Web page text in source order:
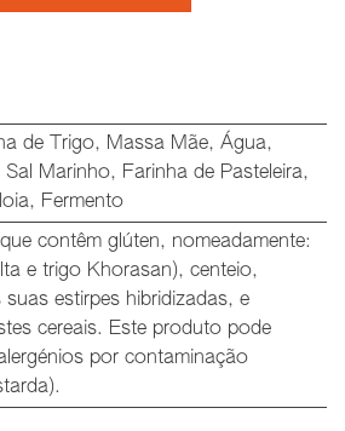
de Trigo, Massa Mãe, Água,
Sal Marinho, Farinha de Pasteleira,
, Fermento
contêm glúten, nomeadamente:
e trigo Khorasan), centeio,
estirpes hibridizadas, e
cereais. Este produto pode
por contaminação